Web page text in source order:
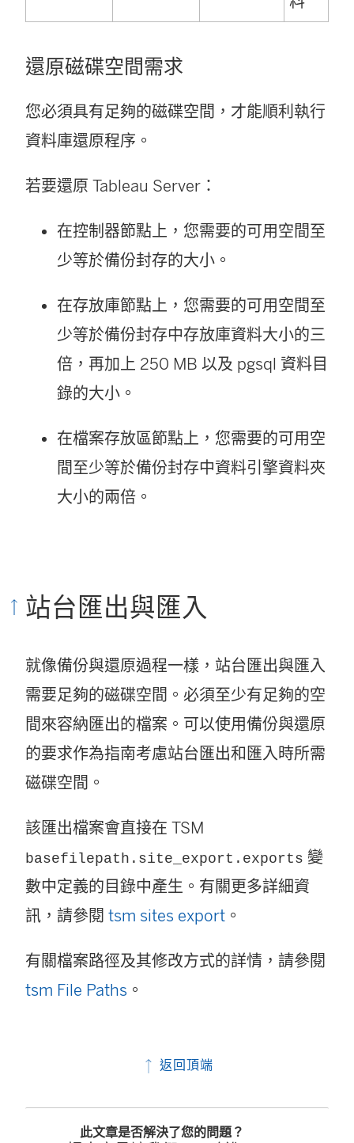
還原磁碟空間需求
您必須具有足夠的磁碟空間，才能順利執行
資料庫還原程序。
若要還原 Tableau Server：
在控制器節點上，您需要的可用空間至
少等於備份封存的大小。
在存放庫節點上，您需要的可用空間至
少等於備份封存中存放庫資料大小的三
倍，再加上 250 MB 以及 pgsql 資料目
錄的大小。
在檔案存放區節點上，您需要的可用空
間至少等於備份封存中資料引擎資料夾
大小的兩倍。
站台匯出與匯入
就像備份與還原過程一樣，站台匯出與匯入
需要足夠的磁碟空間。必須至少有足夠的空
間來容納匯出的檔案。可以使用備份與還原
的要求作為指南考慮站台匯出和匯入時所需
磁碟空間。
該匯出檔案會直接在 TSM
basefilepath.site_export.exports 變
數中定義的目錄中產生。有關更多詳細資
訊，請參閱 tsm sites export 。
有關檔案路徑及其修改方式的詳情，請參閱
tsm File Paths 。
返回頂端
此文章是否解決了您的問題？